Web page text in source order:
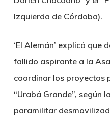
Izquierda de Córdoba).
‘El Alemán’ explicó que
fallido aspirante a la
coordinar los proyectos
“Urabá Grande”, según
paramilitar